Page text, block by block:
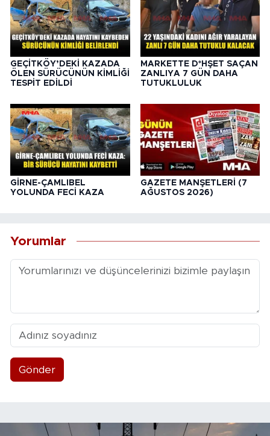
GEÇİTKÖY’DEKİ KAZADA
ÖLEN SÜRÜCÜNÜN KİMLİĞİ
TESPİT EDİLDİ
MARKETTE D*HŞET SAÇAN
ZANLIYA 7 GÜN DAHA
TUTUKLULUK
GİRNE-ÇAMLIBEL
YOLUNDA FECİ KAZA
GAZETE MANŞETLERİ (7
AĞUSTOS 2026)
Yorumlar
Gönder